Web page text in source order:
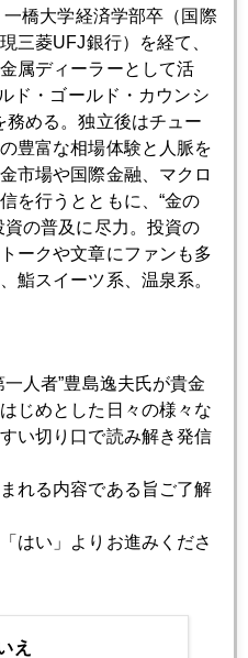
年
4月 5月 6月
10月 11月 12月
表
橋大学経済学部卒（国際
三菱UFJ銀行）を経て、
属ディーラーとして活
ド・ゴールド・カウンシ
務める。独立後はチュー
豊富な相場体験と人脈を
市場や国際金融、マクロ
を行うとともに、“金の
資の普及に尽力。投資の
ークや文章にファンも多
鮨スイーツ系、温泉系。
人者”豊島逸夫氏が貴金
じめとした日々の様々な
い切り口で読み解き発信
れる内容である旨ご了解
はい」よりお進みくださ
え